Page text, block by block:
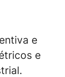
e
e